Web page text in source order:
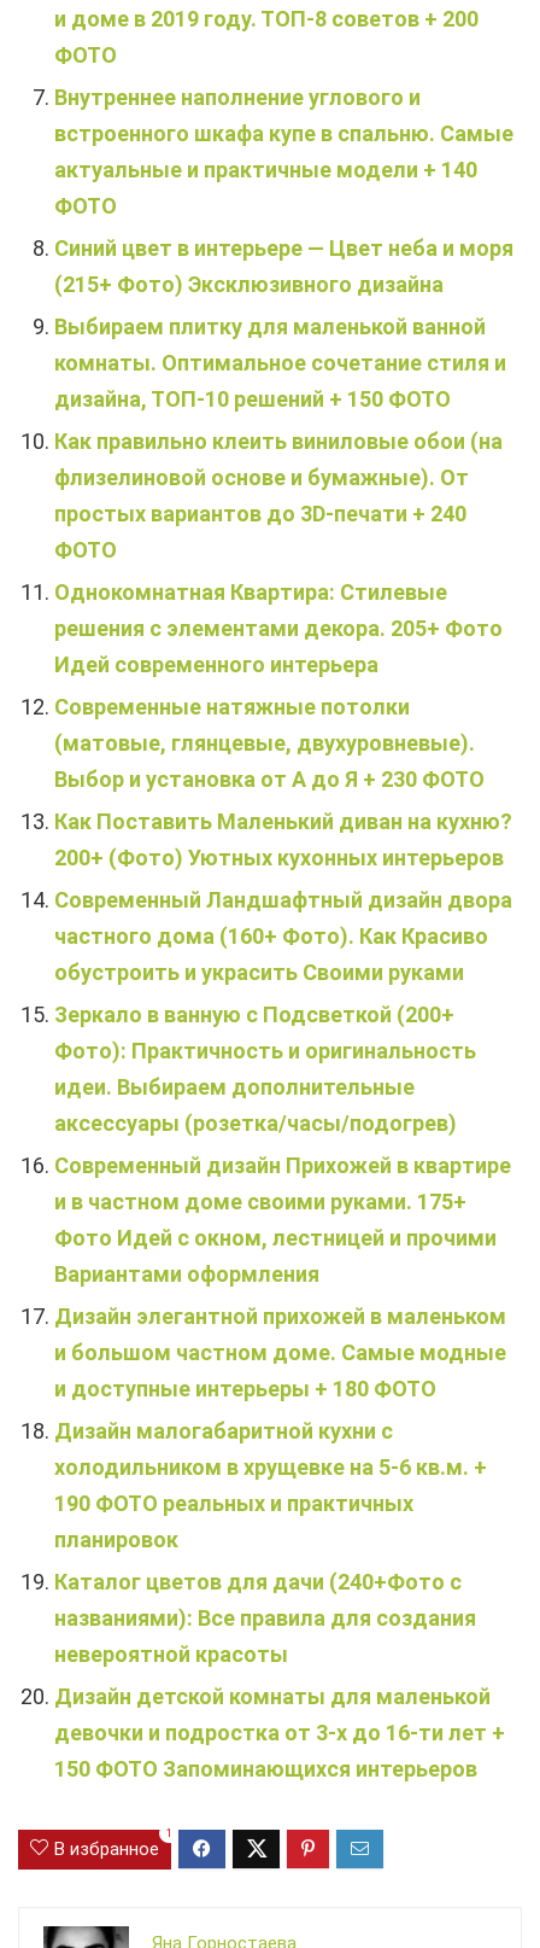
и доме в 2019 году. ТОП-8 советов + 200
ФОТО
Внутреннее наполнение углового и
встроенного шкафа купе в спальню. Самые
актуальные и практичные модели + 140
ФОТО
Синий цвет в интерьере — Цвет неба и моря
(215+ Фото) Эксклюзивного дизайна
Выбираем плитку для маленькой ванной
комнаты. Оптимальное сочетание стиля и
дизайна, ТОП-10 решений + 150 ФОТО
Как правильно клеить виниловые обои (на
флизелиновой основе и бумажные). От
простых вариантов до 3D-печати + 240
ФОТО
Однокомнатная Квартира: Стилевые
решения с элементами декора. 205+ Фото
Идей современного интерьера
Современные натяжные потолки
(матовые, глянцевые, двухуровневые).
Выбор и установка от А до Я + 230 ФОТО
Как Поставить Маленький диван на кухню?
200+ (Фото) Уютных кухонных интерьеров
Современный Ландшафтный дизайн двора
частного дома (160+ Фото). Как Красиво
обустроить и украсить Своими руками
Зеркало в ванную с Подсветкой (200+
Фото): Практичность и оригинальность
идеи. Выбираем дополнительные
аксессуары (розетка/часы/подогрев)
Современный дизайн Прихожей в квартире
и в частном доме своими руками. 175+
Фото Идей с окном, лестницей и прочими
Вариантами оформления
Дизайн элегантной прихожей в маленьком
и большом частном доме. Самые модные
и доступные интерьеры + 180 ФОТО
Дизайн малогабаритной кухни с
холодильником в хрущевке на 5-6 кв.м. +
190 ФОТО реальных и практичных
планировок
Каталог цветов для дачи (240+Фото с
названиями): Все правила для создания
невероятной красоты
Дизайн детской комнаты для маленькой
девочки и подростка от 3-х до 16-ти лет +
150 ФОТО Запоминающихся интерьеров
В избранное
1
Яна Горностаева